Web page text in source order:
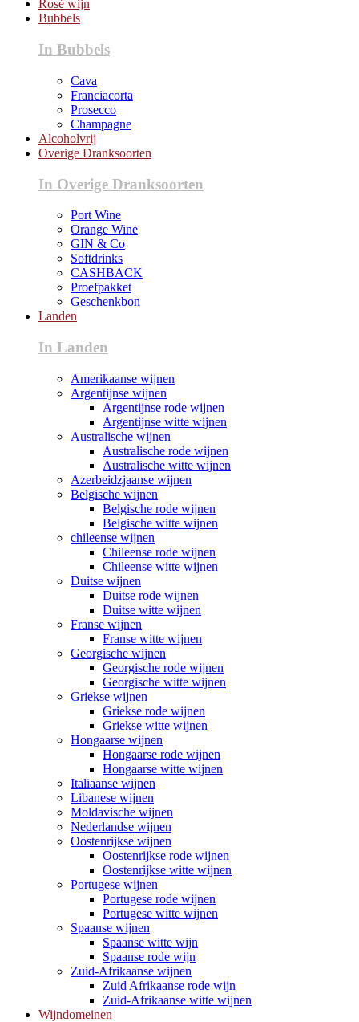
Rosé wijn
Bubbels
In Bubbels
Cava
Franciacorta
Prosecco
Champagne
Alcoholvrij
Overige Dranksoorten
In Overige Dranksoorten
Port Wine
Orange Wine
GIN & Co
Softdrinks
CASHBACK
Proefpakket
Geschenkbon
Landen
In Landen
Amerikaanse wijnen
Argentijnse wijnen
Argentijnse rode wijnen
Argentijnse witte wijnen
Australische wijnen
Australische rode wijnen
Australische witte wijnen
Azerbeidzjaanse wijnen
Belgische wijnen
Belgische rode wijnen
Belgische witte wijnen
chileense wijnen
Chileense rode wijnen
Chileense witte wijnen
Duitse wijnen
Duitse rode wijnen
Duitse witte wijnen
Franse wijnen
Franse witte wijnen
Georgische wijnen
Georgische rode wijnen
Georgische witte wijnen
Griekse wijnen
Griekse rode wijnen
Griekse witte wijnen
Hongaarse wijnen
Hongaarse rode wijnen
Hongaarse witte wijnen
Italiaanse wijnen
Libanese wijnen
Moldavische wijnen
Nederlandse wijnen
Oostenrijkse wijnen
Oostenrijkse rode wijnen
Oostenrijkse witte wijnen
Portugese wijnen
Portugese rode wijnen
Portugese witte wijnen
Spaanse wijnen
Spaanse witte wijn
Spaanse rode wijn
Zuid-Afrikaanse wijnen
Zuid Afrikaanse rode wijn
Zuid-Afrikaanse witte wijnen
Wijndomeinen